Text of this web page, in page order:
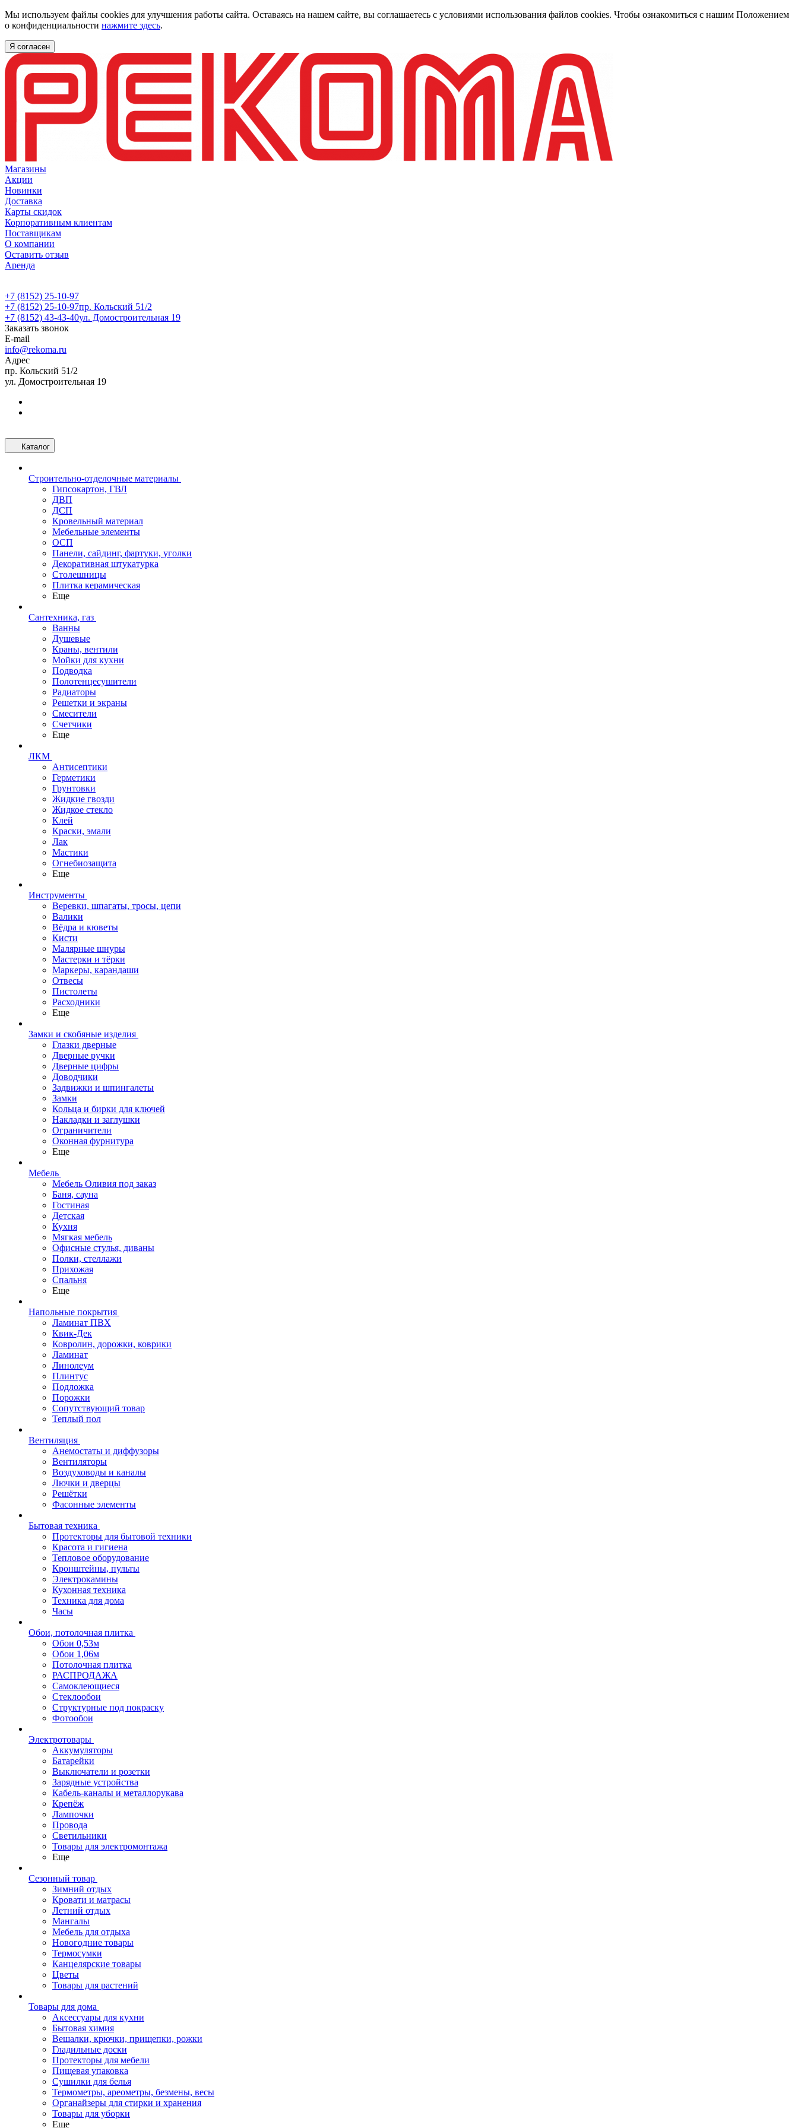
Мы используем файлы cookies для улучшения работы сайта. Оставаясь на нашем сайте, вы соглашаетесь с условиями использования файлов cookies. Чтобы ознакомиться с нашим Положением
о конфиденциальности нажмите здесь.
Я согласен
Магазины
Акции
Новинки
Доставка
Карты скидок
Корпоративным клиентам
Поставщикам
О компании
Оставить отзыв
Аренда
+7 (8152) 25-10-97
+7 (8152) 25-10-97пр. Кольский 51/2
+7 (8152) 43-43-40ул. Домостроительная 19
Заказать звонок
E-mail
info@rekoma.ru
Адрес
пр. Кольский 51/2
ул. Домостроительная 19
Каталог
Строительно-отделочные материалы
Гипсокартон, ГВЛ
ДВП
ДСП
Кровельный материал
Мебельные элементы
ОСП
Панели, сайдинг, фартуки, уголки
Декоративная штукатурка
Столешницы
Плитка керамическая
Еще
Сантехника, газ
Ванны
Душевые
Краны, вентили
Мойки для кухни
Подводка
Полотенцесушители
Радиаторы
Решетки и экраны
Смесители
Счетчики
Еще
ЛКМ
Антисептики
Герметики
Грунтовки
Жидкие гвозди
Жидкое стекло
Клей
Краски, эмали
Лак
Мастики
Огнебиозащита
Еще
Инструменты
Веревки, шпагаты, тросы, цепи
Валики
Вёдра и кюветы
Кисти
Малярные шнуры
Мастерки и тёрки
Маркеры, карандаши
Отвесы
Пистолеты
Расходники
Еще
Замки и скобяные изделия
Глазки дверные
Дверные ручки
Дверные цифры
Доводчики
Задвижки и шпингалеты
Замки
Кольца и бирки для ключей
Накладки и заглушки
Ограничители
Оконная фурнитура
Еще
Мебель
Мебель Оливия под заказ
Баня, сауна
Гостиная
Детская
Кухня
Мягкая мебель
Офисные стулья, диваны
Полки, стеллажи
Прихожая
Спальня
Еще
Напольные покрытия
Ламинат ПВХ
Квик-Дек
Ковролин, дорожки, коврики
Ламинат
Линолеум
Плинтус
Подложка
Порожки
Сопутствующий товар
Теплый пол
Вентиляция
Анемостаты и диффузоры
Вентиляторы
Воздуховоды и каналы
Лючки и дверцы
Решётки
Фасонные элементы
Бытовая техника
Протекторы для бытовой техники
Красота и гигиена
Тепловое оборудование
Кронштейны, пульты
Электрокамины
Кухонная техника
Техника для дома
Часы
Обои, потолочная плитка
Обои 0,53м
Обои 1,06м
Потолочная плитка
РАСПРОДАЖА
Самоклеющиеся
Стеклообои
Структурные под покраску
Фотообои
Электротовары
Аккумуляторы
Батарейки
Выключатели и розетки
Зарядные устройства
Кабель-каналы и металлорукава
Крепёж
Лампочки
Провода
Светильники
Товары для электромонтажа
Еще
Сезонный товар
Зимний отдых
Кровати и матрасы
Летний отдых
Мангалы
Мебель для отдыха
Новогодние товары
Термосумки
Канцелярские товары
Цветы
Товары для растений
Товары для дома
Аксессуары для кухни
Бытовая химия
Вешалки, крючки, прищепки, рожки
Гладильные доски
Протекторы для мебели
Пищевая упаковка
Сушилки для белья
Термометры, ареометры, безмены, весы
Органайзеры для стирки и хранения
Товары для уборки
Еще